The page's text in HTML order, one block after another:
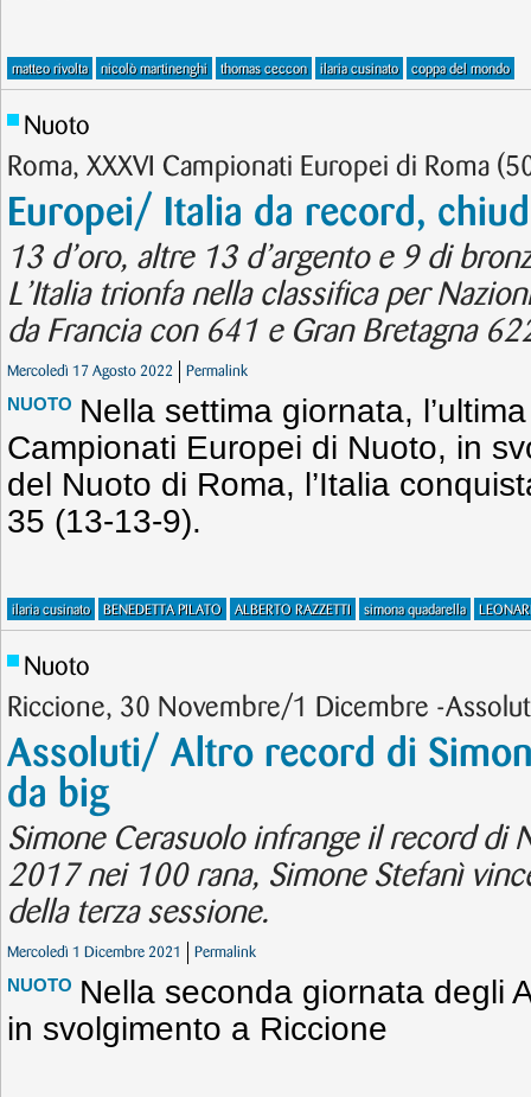
matteo rivolta nicolò martinenghi thomas ceccon ilaria cusinato coppa del mondo
Nuoto
Roma, XXXVI Campionati Europei di Roma
Europei/ Italia da record,
13 d’oro, altre 13 d’argento e 9 di
L’Italia trionfa nella classifica per
da Francia con 641 e Gran Bretagna
Mercoledì 17 Agosto 2022 Permalink
NUOTO Nella settima giornata,
Campionati Europei di Nuoto, in
del Nuoto di Roma, l’Italia
35 (13-13-9).
ilaria cusinato BENEDETTA PILATO ALBERTO RAZZETTI simona quadarella
Nuoto
Riccione, 30 Novembre/1 Dicembre -
Assoluti/ Altro record di
da big
Simone Cerasuolo infrange il record di
2017 nei 100 rana, Simone Stefanì
della terza sessione.
Mercoledì 1 Dicembre 2021 Permalink
NUOTO Nella seconda giornata degli
in svolgimento a Riccione